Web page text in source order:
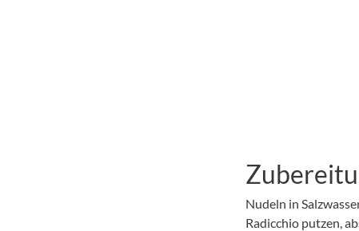
Nudeln in
Radicchio putzen,